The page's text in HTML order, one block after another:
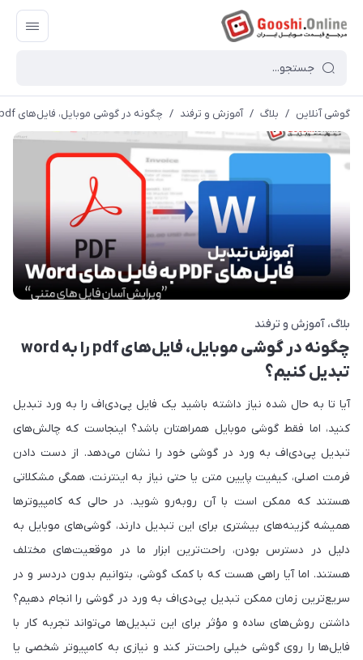
گوشی آنلاین / بلاگ / آموزش و ترفند / چگونه در گوشی موبایل، فایل‌های pdf را به word تبدیل کنیم؟
بلاگ آموزش و ترفند
چگونه در گوشی موبایل، فایل‌های pdf را به word
تبدیل کنیم؟
آیا تا به حال شده نیاز داشته باشید یک فایل پی‌دی‌اف را به ورد تبدیل
کنید، اما فقط گوشی‌ موبایل همراهتان باشد؟ اینجاست که چالش‌های
تبدیل پی‌دی‌اف به ورد در گوشی خود را نشان می‌دهد. از دست دادن
فرمت اصلی، کیفیت پایین متن یا حتی نیاز به اینترنت، همگی مشکلاتی
هستند که ممکن است با آن روبه‌رو شوید. در حالی که کامپیوترها
همیشه گزینه‌های بیشتری برای این تبدیل دارند، گوشی‌های موبایل به
دلیل در دسترس بودن، راحت‌ترین ابزار ما در موقعیت‌های مختلف
هستند. اما آیا راهی هست که با کمک گوشی، بتوانیم بدون دردسر و در
سریع‌ترین زمان ممکن تبدیل پی‌دی‌اف به ورد در گوشی را انجام دهیم؟
داشتن روش‌های ساده و مؤثر برای این تبدیل‌ها می‌تواند تجربه‌ کار با
فایل‌ها را روی گوشی خیلی راحت‌تر کند و نیازی به کامپیوتر شخصی یا